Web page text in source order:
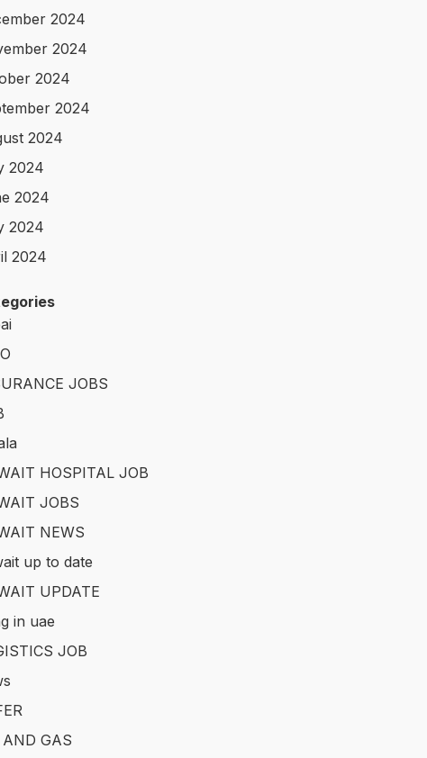
2024
2024
2024
2024
2024
2024
2024
2024
2024
JOBS
HOSPITAL JOB
JOBS
NEWS
up to date
UPDATE
in uae
JOB
GAS